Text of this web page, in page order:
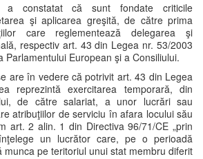
a constatat că sunt fondate criticile
şi aplicarea greşită, de către prima
care reglementează delegarea şi
respectiv art. 43 din Legea nr. 53/2003
Parlamentului European şi a Consiliului.
are în vedere că potrivit art. 43 din Legea
reprezintă exercitarea temporară, din
de către salariat, a unor lucrări sau
atribuţiilor de serviciu în afara locului său
art. 2 alin. 1 din Directiva 96/71/CE „prin
un lucrător care, pe o perioadă
munca pe teritoriul unui stat membru diferit